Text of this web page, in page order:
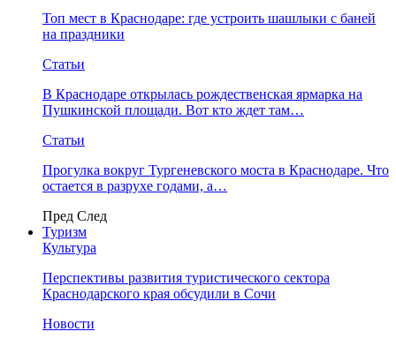
Топ мест в Краснодаре: где устроить шашлыки с баней
на праздники
Статьи
В Краснодаре открылась рождественская ярмарка на
Пушкинской площади. Вот кто ждет там…
Статьи
Прогулка вокруг Тургеневского моста в Краснодаре. Что
остается в разрухе годами, а…
Пред След
Туризм
Культура
Перспективы развития туристического сектора
Краснодарского края обсудили в Сочи
Новости